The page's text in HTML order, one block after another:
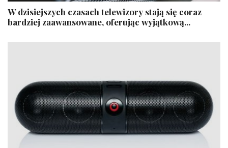
W dzisiejszych czasach telewizory stają się coraz
bardziej zaawansowane, oferując wyjątkową...